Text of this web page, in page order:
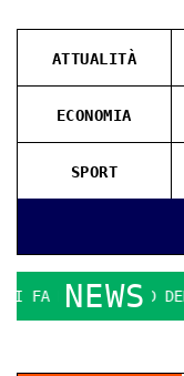
ATTUALITÀ
ECONOMIA
SPORT
NEWS
DURO. IL PD